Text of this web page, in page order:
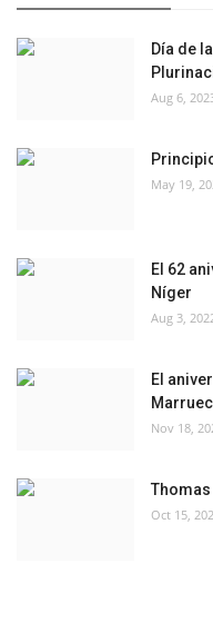
Los colaboradores
Swahili
Día de
Aug 6,
May 19,
El 62
Níger
Aug 3,
El
Nov 18,
Thomas
Oct 15,